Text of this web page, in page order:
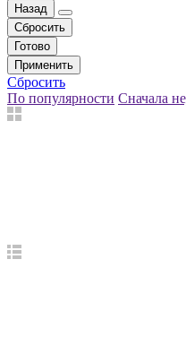
Назад
Сбросить
Готово
Применить
Сбросить
По популярности Сначала